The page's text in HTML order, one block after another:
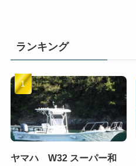
ランキング
ヤマハ W32 スーパー和